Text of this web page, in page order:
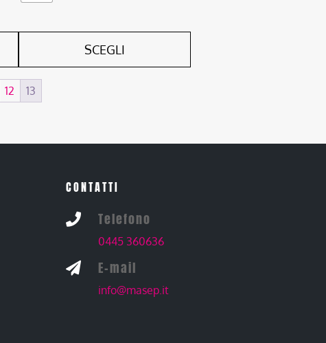
SCEGLI
12 13
CONTATTI
 Telefono
0445 360636
 E-mail
info@masep.it